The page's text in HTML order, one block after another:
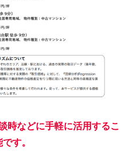
時などに手軽に活用するこ
す。